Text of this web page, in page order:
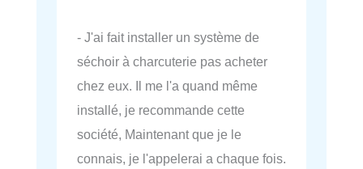
- J'ai fait installer un système de
séchoir à charcuterie pas acheter
chez eux. Il me l'a quand même
installé, je recommande cette
société, Maintenant que je le
connais, je l'appelerai a chaque fois.